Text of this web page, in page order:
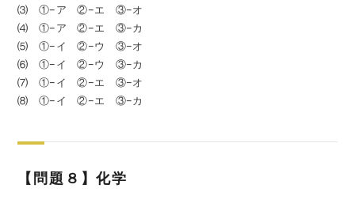
⑶ ①−ア ②−エ ③−オ
⑷ ①−ア ②−エ ③−カ
⑸ ①−イ ②−ウ ③−オ
⑹ ①−イ ②−ウ ③−カ
⑺ ①−イ ②−エ ③−オ
⑻ ①−イ ②−エ ③−カ
【問題８】化学